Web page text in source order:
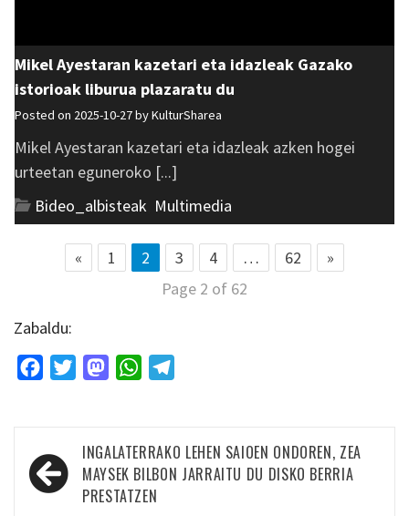
Mikel Ayestaran kazetari eta idazleak Gazako
istorioak liburua plazaratu du
Posted on 2025-10-27 byKulturSharea
Mikel Ayestaran kazetari eta idazleak azken hogei
urteetan eguneroko [...]
Bideo_albisteak Multimedia
« 1 2 3 4 … 62
»
Page 2 of 62
Zabaldu:
FacebookTwitterMastodonWhatsApp
Bidalketetan
zehar
INGALATERRAKO LEHEN SAIOEN ONDOREN, ZEA
MAYSEK BILBON JARRAITU DU DISKO BERRIA
PRESTATZEN